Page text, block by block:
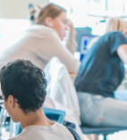
ZINĀTNISKO RAKSTU AUTORIEM